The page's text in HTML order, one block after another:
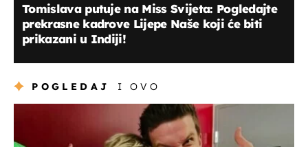
Tomislava putuje na Miss Svijeta: Pogledajte
prekrasne kadrove Lijepe Naše koji će biti
prikazani u Indiji!
POGLEDAJ I OVO